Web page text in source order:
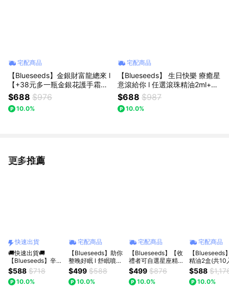
宅配商品
【Blueseeds】金銀財富龍總來 l
【+38元多一瓶金銀花護手霜】
財富精油滾珠2ml+財富精油噴霧
100ml l 芙彤園
$688 $976
10.0%
宅配商品
【Blueseeds】 生日快樂 療癒星
意滾給你 l 任選滾珠精油2ml+任
選精油噴霧30ml+滾珠精油5ml
(5入/盒) l 芙彤園
$688 $987
10.0%
更多推薦
看更多
快速出貨
🚚快速出貨🚚
【Blueseeds】辛苦
了 休息一下吧 ! 任選
薰衣草洋甘菊精油沐
浴or洗髮露+舒眠精
$588 $718
10.0%
宅配商品
【Blueseeds】助你
整晚好眠 l 舒眠噴霧
30ml+薰衣草草本精
油膏6g+任選薰衣草
滾珠精油2ml/舒眠精
$499 $588
10.0%
宅配商品
【Blueseeds】【收
禮者可自選星座精油
滾珠】生日快樂 1+1
獻給獨一無二的Ni l
LINE禮物獨家 l 附品
$499 $876
10.0%
宅配商品
【Blueseeds
精油2盒(共10
珠)療癒、放
神 l 獨家贈品
l 芙彤園
$588
10.0%